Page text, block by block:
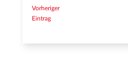
Vorheriger
Eintrag